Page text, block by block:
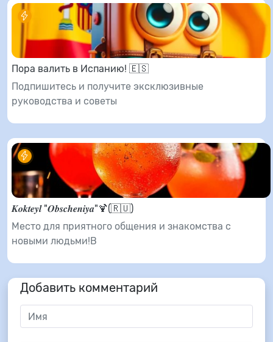
Пора валить в Испанию! 🇪🇸
Подпишитесь и получите эксклюзивные
руководства и советы
𝑲𝒐𝒌𝒕𝒆𝒚𝒍 "𝑶𝒃𝒔𝒄𝒉𝒆𝒏𝒊𝒚𝒂"🍹(🇷🇺)
Место для приятного общения и знакомства с
новыми людьми!В
Добавить комментарий